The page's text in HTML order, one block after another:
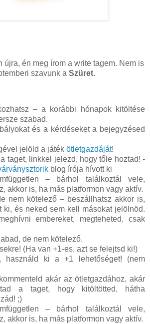
újra, én meg írom a write tagem. Nem is
szavunk a Szüret.
– a korábbi hónapok kitöltése
szabad.
és a kérdéseket a bejegyzésed
jelöld a játék ötletgazdáját!
taget, linkkel jelezd, hogy tőle hoztad! -
blog írója hívott ki
– bárhol találkoztál vele,
akkor is, ha más platformon vagy aktív.
nem kötelező – beszállhatsz akkor is,
ki, és neked sem kell másokat jelölnöd.
embereket, megteheted, csak
de nem kötelező.
(Ha van +1-es, azt se felejtsd ki!)
használd ki a +1 lehetőséget! (nem
akár az ötletgazdához, akár
a taget, hogy kitöltötted, hátha
;)
– bárhol találkoztál vele,
akkor is, ha más platformon vagy aktív.